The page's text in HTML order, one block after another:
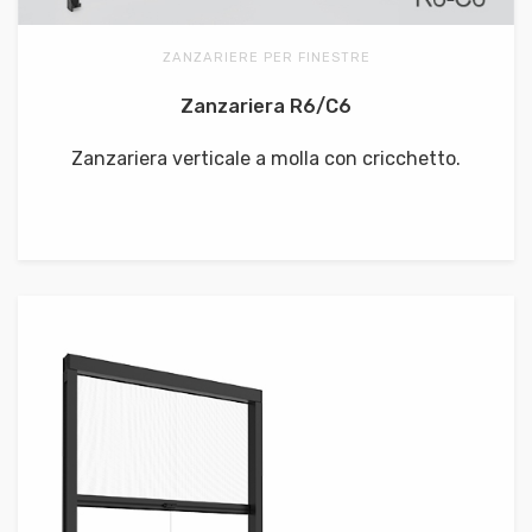
ZANZARIERE PER FINESTRE
Zanzariera R6/C6
Zanzariera verticale a molla con cricchetto.